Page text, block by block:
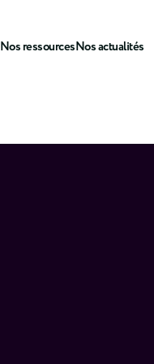
Nos ressourcesNos actualités